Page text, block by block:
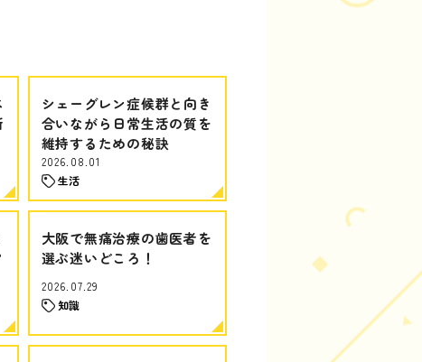
シェーグレン症候群と向き
合いながら日常生活の質を
維持するための秘訣
2026.08.01
生活
大阪で無痛治療の歯医者を
選ぶ迷いどころ！
2026.07.29
知識